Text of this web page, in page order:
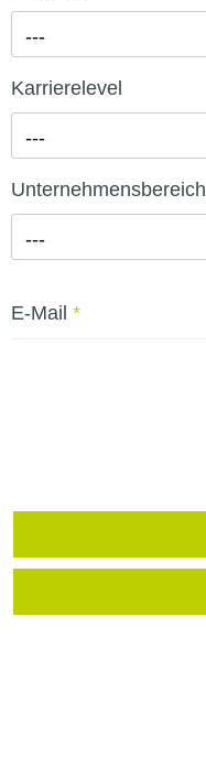
---
Karrierelevel
---
Unternehmensbereich
---
E-Mail *